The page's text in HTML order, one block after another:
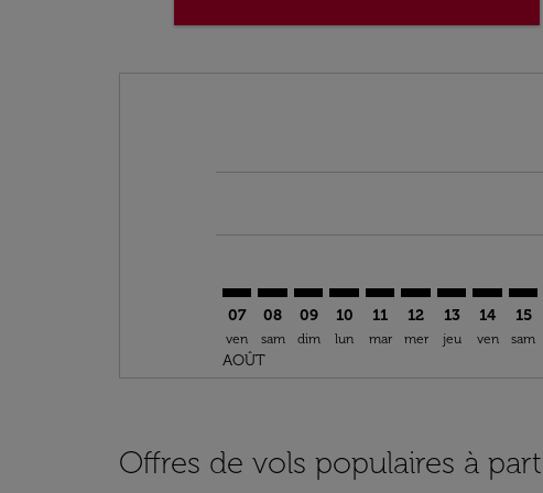
07
ven
AOÛT
08
sam
09
dim
10
lun
11
mar
12
mer
13
jeu
14
ven
15
sam
Offres de vols populaires à